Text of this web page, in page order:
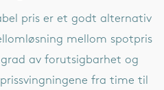
pris er et godt alternativ
mellom spotpris
av forutsigbarhet og
fra time til